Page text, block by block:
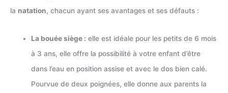
la natation, chacun ayant ses avantages et ses défauts :
La bouée siège : elle est idéale pour les petits de 6 mois
à 3 ans, elle offre la possibilité à votre enfant d’être
dans l’eau en position assise et avec le dos bien calé.
Pourvue de deux poignées, elle donne aux parents la